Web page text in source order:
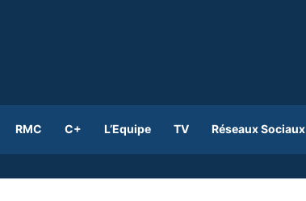
RMC C+ L’Equipe TV Réseaux Sociaux